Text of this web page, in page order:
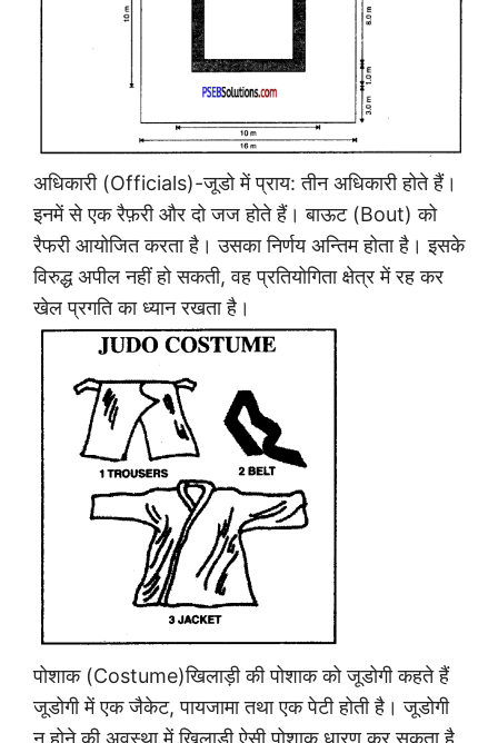
अधिकारी (Officials)-जूडो में प्राय: तीन अधिकारी होते हैं।
इनमें से एक रैफ़री और दो जज होते हैं। बाऊट (Bout) को
रैफरी आयोजित करता है। उसका निर्णय अन्तिम होता है। इसके
विरुद्ध अपील नहीं हो सकती, वह प्रतियोगिता क्षेत्र में रह कर
खेल प्रगति का ध्यान रखता है।
पोशाक (Costume)खिलाड़ी की पोशाक को जूडोगी कहते हैं
जूडोगी में एक जैकेट, पायजामा तथा एक पेटी होती है। जूडोगी
न होने की अवस्था में खिलाड़ी ऐसी पोशाक धारण कर सकता है